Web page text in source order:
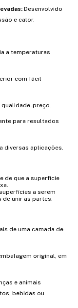
Desenvolvido
e calor.
a temperaturas
com fácil
preço.
para resultados
diversas aplicações.
de que a superfície
a serem
de unir as partes.
de uma camada de
original, em
e animais
bebidas ou